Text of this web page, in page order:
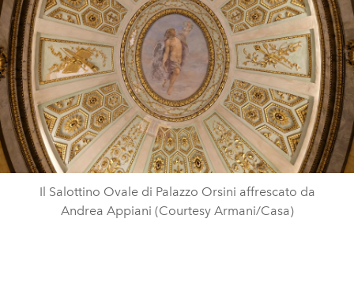
Il Salottino Ovale di Palazzo Orsini affrescato da
Andrea Appiani (Courtesy Armani/Casa)